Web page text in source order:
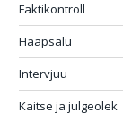
Faktikontroll
Haapsalu
Intervjuu
Kaitse ja julgeolek